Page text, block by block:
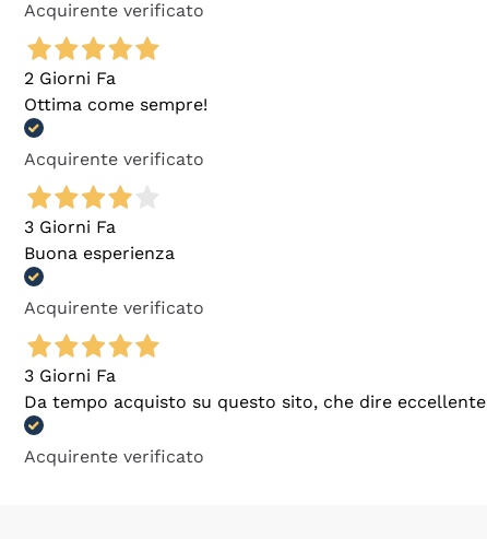
Acquirente verificato
2 Giorni Fa
Ottima come sempre!
Acquirente verificato
3 Giorni Fa
Buona esperienza
Acquirente verificato
3 Giorni Fa
Da tempo acquisto su questo sito, che dire eccellente
Acquirente verificato